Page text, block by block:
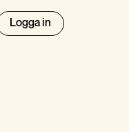
Logga in